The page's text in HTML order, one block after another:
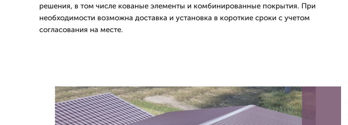
решения, в том числе кованые элементы и комбинированные покрытия. При
необходимости возможна доставка и установка в короткие сроки с учетом
согласования на месте.